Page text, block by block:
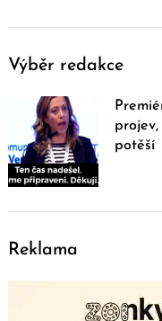
Výběr redakce
potěší
Reklama